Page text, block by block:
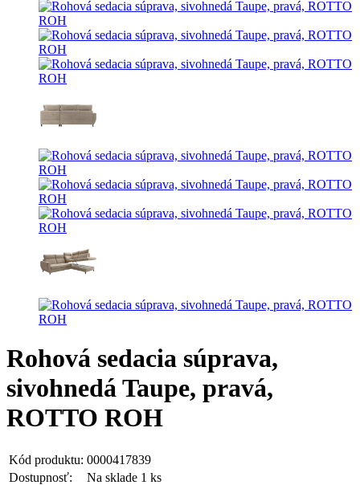
Rohová sedacia súprava,
sivohnedá Taupe, pravá,
ROTTO ROH
Kód produktu: 0000417839
Dostupnosť:
Na sklade 1 ks